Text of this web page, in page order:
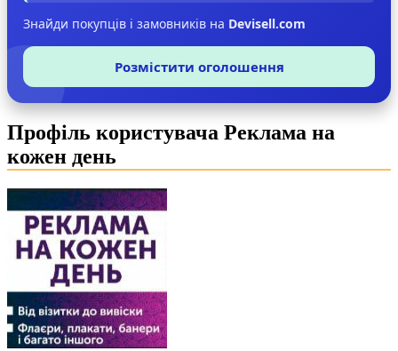
Знайди покупців і замовників на Devisell.com
Розмістити оголошення
Профіль користувача Реклама на
кожен день